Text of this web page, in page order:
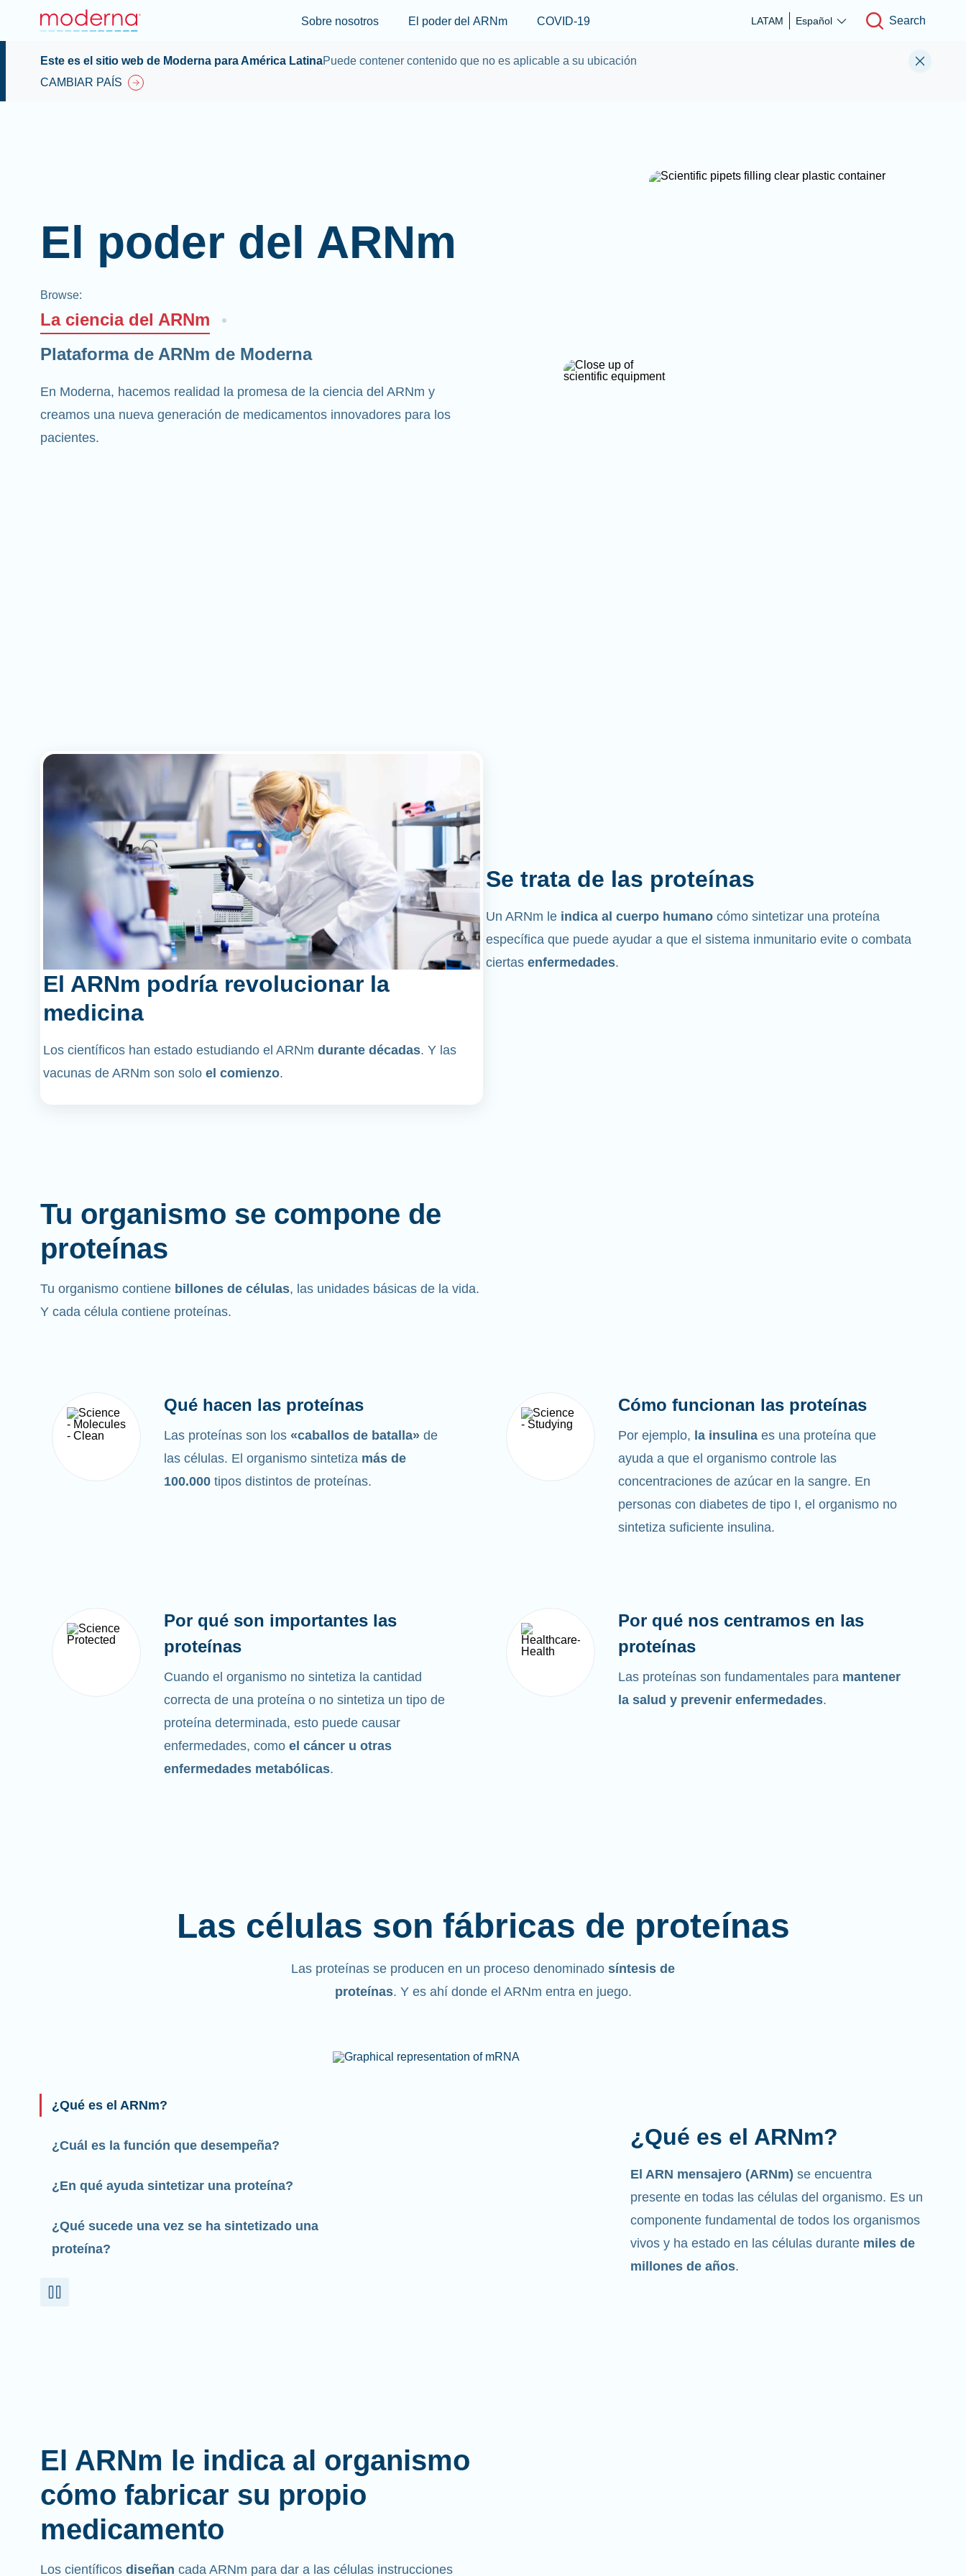
Skip to main content
Sobre nosotros El poder del ARNm COVID-19 LATAM Español Search
Este es el sitio web de Moderna para América LatinaPuede contener contenido que no es aplicable a su ubicación
CAMBIAR PAÍS
El poder del ARNm
Browse:
La ciencia del ARNm
Plataforma de ARNm de Moderna
En Moderna, hacemos realidad la promesa de la ciencia del ARNm y
creamos una nueva generación de medicamentos innovadores para los
pacientes.
El ARNm podría revolucionar la
medicina
Los científicos han estado estudiando el ARNm durante décadas. Y las
vacunas de ARNm son solo el comienzo.
Se trata de las proteínas
Un ARNm le indica al cuerpo humano cómo sintetizar una proteína
específica que puede ayudar a que el sistema inmunitario evite o combata
ciertas enfermedades.
Tu organismo se compone de
proteínas
Tu organismo contiene billones de células, las unidades básicas de la vida.
Y cada célula contiene proteínas.
Qué hacen las proteínas
Las proteínas son los «caballos de batalla» de
las células. El organismo sintetiza más de
100.000 tipos distintos de proteínas.
Cómo funcionan las proteínas
Por ejemplo, la insulina es una proteína que
ayuda a que el organismo controle las
concentraciones de azúcar en la sangre. En
personas con diabetes de tipo I, el organismo no
sintetiza suficiente insulina.
Por qué son importantes las
proteínas
Cuando el organismo no sintetiza la cantidad
correcta de una proteína o no sintetiza un tipo de
proteína determinada, esto puede causar
enfermedades, como el cáncer u otras
enfermedades metabólicas.
Por qué nos centramos en las
proteínas
Las proteínas son fundamentales para mantener
la salud y prevenir enfermedades.
Las células son fábricas de proteínas
Las proteínas se producen en un proceso denominado síntesis de
proteínas. Y es ahí donde el ARNm entra en juego.
¿Qué es el ARNm?
¿Cuál es la función que desempeña?
¿En qué ayuda sintetizar una proteína?
¿Qué sucede una vez se ha sintetizado una
proteína?
¿Qué es el ARNm?
El ARN mensajero (ARNm)se encuentra
presente en todas las células del organismo. Es un
componente fundamental de todos los organismos
vivos y ha estado en las células durante miles de
millones de años.
El ARNm le indica al organismo
cómo fabricar su propio
medicamento
Los científicos diseñan cada ARNm para dar a las células instrucciones